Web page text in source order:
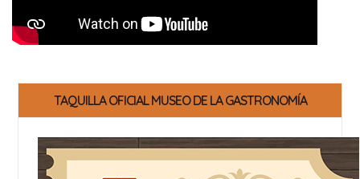
TAQUILLA OFICIAL MUSEO DE LA GASTRONOMÍA